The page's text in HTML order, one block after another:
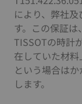
により、弊社
す。この保証
TISSOTの時計
在していた材料
という場合は
します。